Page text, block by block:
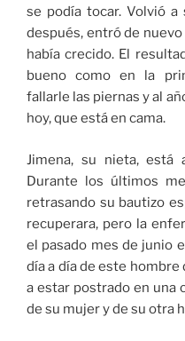
se podía tocar. Volvió
después, entró de
había crecido. El
bueno como en la
fallarle las piernas y al
hoy, que está en cama.
Jimena, su nieta,
Durante los últimos
retrasando su bautizo
recuperara, pero la
el pasado mes de junio
día a día de este
a estar postrado en una
de su mujer y de su otra